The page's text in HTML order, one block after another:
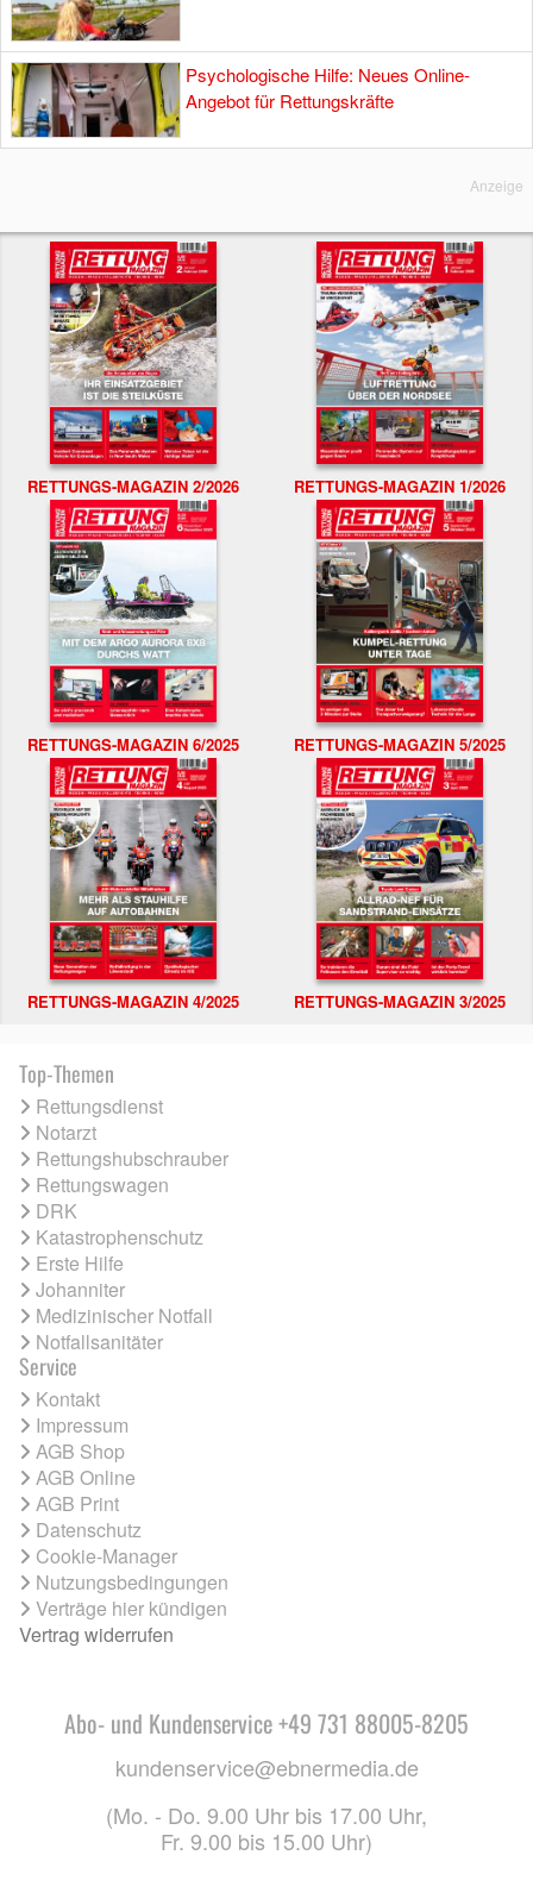
Psychologische Hilfe: Neues Online-
Angebot für Rettungskräfte
Anzeige
RETTUNGS-MAGAZIN 2/2026 RETTUNGS-MAGAZIN 1/2026
RETTUNGS-MAGAZIN 6/2025 RETTUNGS-MAGAZIN 5/2025
RETTUNGS-MAGAZIN 4/2025 RETTUNGS-MAGAZIN 3/2025
Top-Themen
Rettungsdienst
Notarzt
Rettungshubschrauber
Rettungswagen
DRK
Katastrophenschutz
Erste Hilfe
Johanniter
Medizinischer Notfall
Notfallsanitäter
Service
Kontakt
Impressum
AGB Shop
AGB Online
AGB Print
Datenschutz
Cookie-Manager
Nutzungsbedingungen
Verträge hier kündigen
Vertrag widerrufen
Abo- und Kundenservice +49 731 88005-8205
kundenservice@ebnermedia.de
(Mo. - Do. 9.00 Uhr bis 17.00 Uhr,
Fr. 9.00 bis 15.00 Uhr)